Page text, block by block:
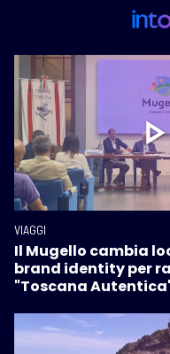
VIAGGI
Il Mugello cambia
brand identity per
"Toscana